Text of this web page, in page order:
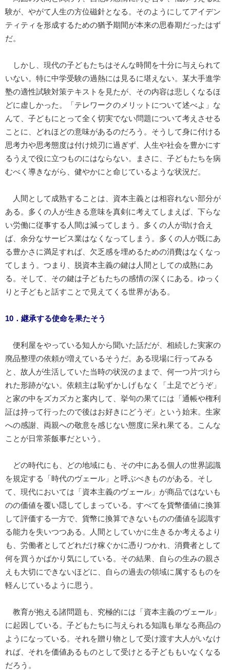
験が、やがて人生の方位磁針となる。そのようにしてアイデン
ティティを形成するための猶予期間が本来の思春期だったはず
だ。
しかし、現代の子どもたちはそんな時間を十分に与えられて
いない。特に中学受験の過熱には見るに堪えない。某大手進学
塾の適性試験対策テキストを見たが、その内容は悲しくなるほ
どに虚しかった。「テレワークのメリットについて述べよ」な
んて、子どもにとって全く切実でない問題について考えさせる
ことに、どれほどの意味があるのだろう。そうして身に付ける
思考力や思考態度は付け焼刃に過ぎず、人生や社会を豊かにす
るうえで役に立つものにはならない。まさに、子どもたちを病
むべく導きながら、健やかにと命じているような状況だ。
人間として成熟することは、資本主義とは相容れない部分が
ある。多くの人が生きる意味を真剣に考えてしまえば、下らな
い労働に従事する人間は減ってしまう。多くの人が助け合え
ば、余分なサービス業はなくなってしまう。多くの人が既にあ
る豊かさに満足すれば、欠乏感を埋めるための消費はなくなっ
てしまう。つまり、脱資本主義の鍵は人間としての成熟にあ
る。そして、その鍵は子どもたちの感情の深くにある。ゆっく
りと子どもと話すことで見えてくる世界がある。
10．継承する使命を果たそう
便利屋をやっている知人から聞いた話だが、相続した実家の
廃品整理の依頼が増えているそうだ。ある現場に行ってみる
と、故人が生活していた当時の状況のままで、何一つ片づけら
れた形跡がない。依頼主は恥ずかしげもなく「土足でどうぞ」
と家の中をズカズカと案内して、挙句の果てには「通帳や権利
証は持って行ったので後はお好きにどうぞ」という始末。生家
への感謝、両親への敬意を感じない態度に呆れ果てる。こんな
ことが日常茶飯事だという。
どの時代にも、どの地域にも、その中にある個人の世界認識
を規定する「時代のヴェール」と呼ぶべきものがある。そし
て、現代においては「資本主義のヴェール」が商品ではないも
のの価値を覆い隠してしまっている。すべてを貨幣価値に換算
して評価する一方で、貨幣に換算できないものの価値を認識す
る能力を失いつつある。人間としていかに生きるか考えるより
も、労働者としてどれだけ稼ぐかに憑りつかれ、消費者として
何を買うかばかり気にしている。その結果、自らの生みの親さ
えも大切にできないほどに、自らの過去の領域に属するものを
軽んじているように思う。
教育が抱える諸問題も、究極的には「資本主義のヴェール」
に起因している。子どもたちに与えられる知識も単なる商品の
ようになっている。それを贈り物として受け渡す大人がいなけ
れば、それを価値あるものとして受けとる子どももいなくなる
だろう。